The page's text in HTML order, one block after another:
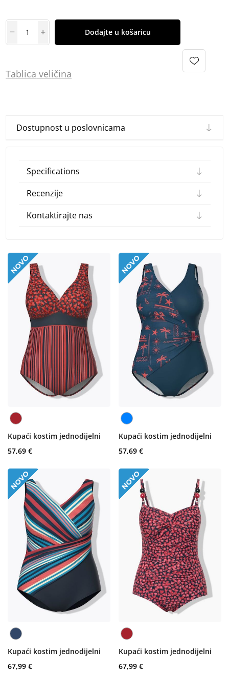
Dodajte u košaricu
Tablica veličina
Dostupnost u poslovnicama
Specifications
Recenzije
Kontaktirajte nas
Kupaći kostim jednodijelni
57,69 €
Kupaći kostim jednodijelni
57,69 €
Kupaći kostim jednodijelni
67,99 €
Kupaći kostim jednodijelni
67,99 €